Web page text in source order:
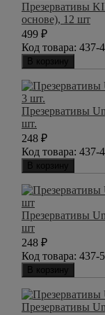
Презервативы
основе), 12 шт
499 ₽
Код товара: 437-
В корзину
Презервативы
шт.
248 ₽
Код товара: 437-
В корзину
Презервативы
шт
248 ₽
Код товара: 437-
В корзину
Презервативы